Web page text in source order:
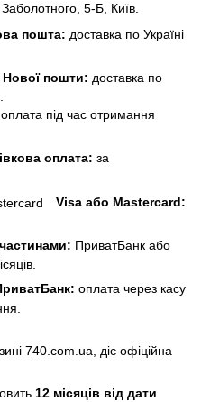
5-Б, Київ.
пошта: доставка по Україні
Нової пошти: доставка по
оплата під час отримання
оплата: за
Visa або Mastercard:
ПриватБанк або
оплата через касу
740.com.ua, діє офіційна
12 місяців від дати